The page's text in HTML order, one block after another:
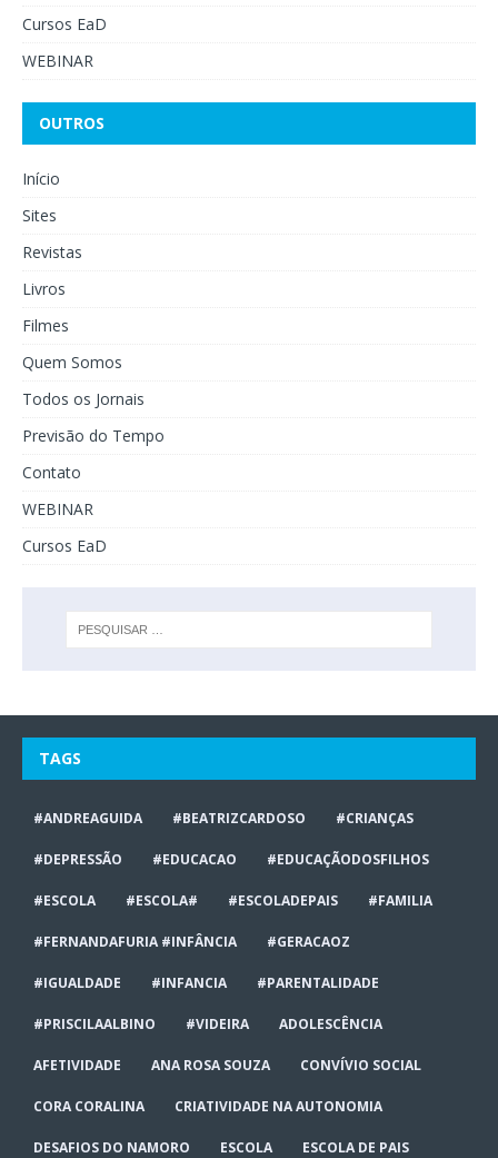
Cursos EaD
WEBINAR
OUTROS
Início
Sites
Revistas
Livros
Filmes
Quem Somos
Todos os Jornais
Previsão do Tempo
Contato
WEBINAR
Cursos EaD
TAGS
#ANDREAGUIDA #BEATRIZCARDOSO #CRIANÇAS
#DEPRESSÃO #EDUCACAO #EDUCAÇÃODOSFILHOS
#ESCOLA #ESCOLA# #ESCOLADEPAIS #FAMILIA
#FERNANDAFURIA #INFÂNCIA #GERACAOZ
#IGUALDADE #INFANCIA #PARENTALIDADE
#PRISCILAALBINO #VIDEIRA ADOLESCÊNCIA
AFETIVIDADE ANA ROSA SOUZA CONVÍVIO SOCIAL
CORA CORALINA CRIATIVIDADE NA AUTONOMIA
DESAFIOS DO NAMORO ESCOLA ESCOLA DE PAIS